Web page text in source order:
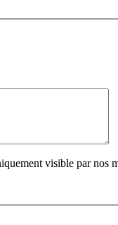
visible par nos